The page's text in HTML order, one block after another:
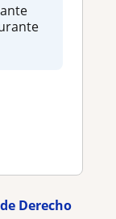
Derecho